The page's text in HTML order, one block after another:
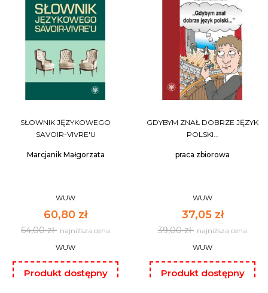
SŁOWNIK JĘZYKOWEGO
SAVOIR-VIVRE'U
Marcjanik Małgorzata
WUW
60,80 zł
64,00 zł najniższa cena
WUW
Produkt dostępny
GDYBYM ZNAŁ DOBRZE JĘZYK
POLSKI...
praca zbiorowa
WUW
37,05 zł
39,00 zł najniższa cena
WUW
Produkt dostępny